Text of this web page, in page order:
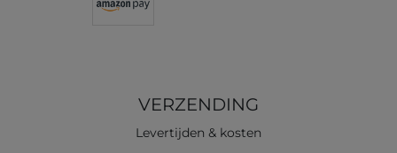
VERZENDING
Levertijden & kosten